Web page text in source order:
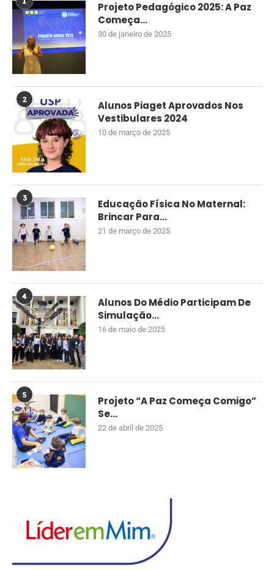
Projeto Pedagógico 2025: A Paz
Começa...
30 de janeiro de 2025
2
Alunos Piaget Aprovados Nos
Vestibulares 2024
10 de março de 2025
3
Educação Física No Maternal:
Brincar Para...
21 de março de 2025
4
Alunos Do Médio Participam De
Simulação...
16 de maio de 2025
5
Projeto “A Paz Começa Comigo”
Se...
22 de abril de 2025